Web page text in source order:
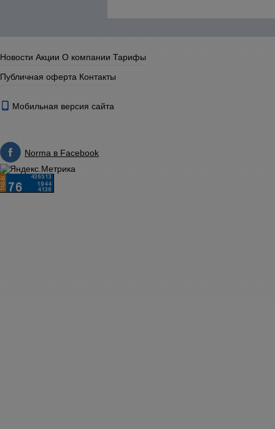
Новости Акции О компании Тарифы
Публичная оферта Контакты
Мобильная версия сайта
Norma в Facebook